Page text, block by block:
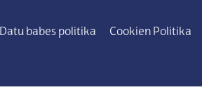
Datu babes politika Cookien Politika